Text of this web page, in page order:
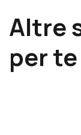
Altre
per te